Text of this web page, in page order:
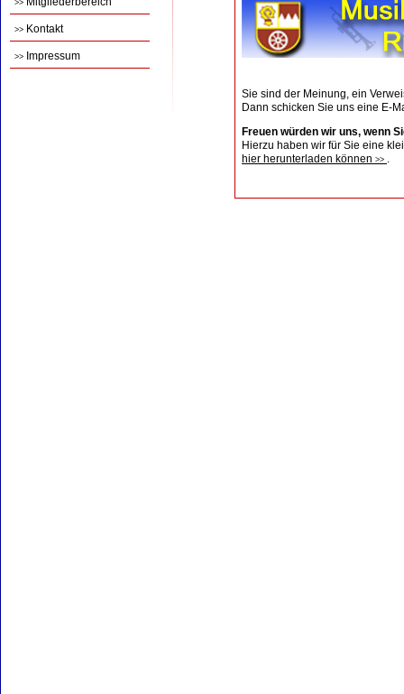
>>
>> Kontakt
>> Impressum
Sie sind der Meinung, ein
Dann schicken Sie uns eine E-
Freuen würden wir uns, wenn
Hierzu haben wir für Sie eine
hier herunterladen können >> .